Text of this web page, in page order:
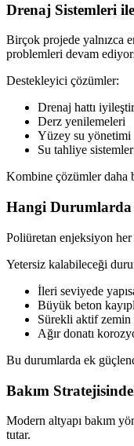
Drenaj Sistemleri
Birçok projede yalnızca
problemleri devam
Destekleyici çözümler:
Drenaj hattı
Derz yenilemeleri
Yüzey su yönetimi
Su tahliye
Kombine çözümler daha
Hangi Durumlarda
Poliüretan enjeksiyon
Yetersiz kalabileceği
İleri seviyede
Büyük beton
Sürekli aktif zemin
Ağır donatı
Bu durumlarda ek
Bakım
Modern altyapı bakım
tutar.